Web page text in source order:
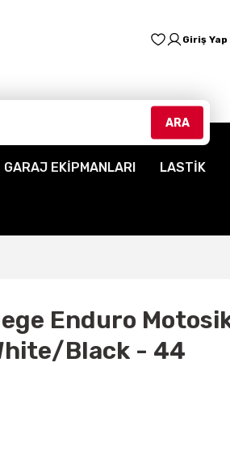
Giriş Yap
ARA
GARAJ EKİPMANLARI LASTİK
Enduro
Black - 44